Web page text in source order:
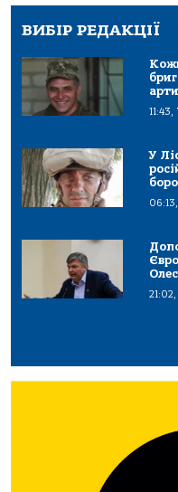
ВИБІР РЕДАКЦІЇ
У